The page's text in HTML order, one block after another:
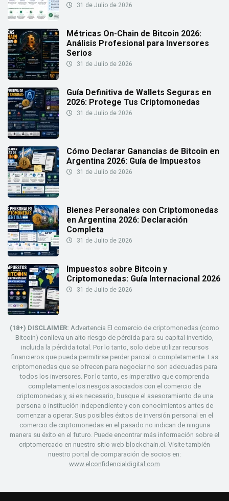
31 de Julio de 2026
Métricas On-Chain de Bitcoin 2026:
Análisis Profesional para Inversores
Serios
31 de Julio de 2026
Guía Definitiva de Wallets Seguras en
2026: Protege Tus Criptomonedas
31 de Julio de 2026
Cómo Declarar Ganancias de Bitcoin en
Argentina 2026: Guía de Impuestos
31 de Julio de 2026
Bienes Personales con Criptomonedas
en Argentina 2026: Declaración
Completa
31 de Julio de 2026
Impuestos sobre Bitcoin y
Criptomonedas: Guía Internacional 2026
31 de Julio de 2026
(18+) DISCLAIMER: Advertencia El comercio de criptomonedas (como
Bitcoin) conlleva un alto riesgo de pérdida para su capital invertido,
incluida la pérdida total. Por lo tanto, solo debe utilizar recursos
financieros que pueda permitirse perder parcial o completamente. Las
criptomonedas que se ofrecen para negociar no son adecuadas para
todos los inversores. Por lo tanto, es imperativo que comprenda
completamente los riesgos asociados con el comercio de
criptomonedas y, si es necesario, busque el asesoramiento de una
persona o institución independiente y con conocimientos antes de
comenzar a operar. Sus posibles éxitos de inversión personal en el
comercio de criptomonedas en el pasado no indican de ninguna
manera su éxito en el futuro. Puede encontrar más información sobre el
criptomercado en nuestro sitio web blockchain.cl. Visite también
nuestro portal de comparación de socios en:
www.elconfidencialdigital.com